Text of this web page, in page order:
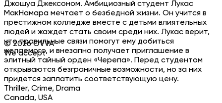
Джошуа Джексоном. Амбициозный студент Лукас
МакНамара мечтает о безбедной жизни. Он учится в
престижном колледже вместе с детьми влиятельных
людей и жаждет стать своим среди них. Лукас верит,
что правильные связи помогут ему добиться
желаемого, и внезапно получает приглашение в
элитный тайный орден «Черепа». Перед студентом
открываются безграничные возможности, но за них
придется заплатить соответствующую цену.
Thriller, Crime, Drama
Canada, USA
©2026OVVA
We accept